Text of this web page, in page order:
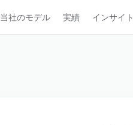
当社のモデル 実績 インサイト